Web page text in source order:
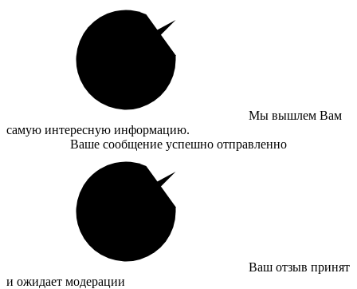
Мы вышлем Вам
самую интересную информацию.
Ваше сообщение успешно отправленно
Ваш отзыв принят
и ожидает модерации